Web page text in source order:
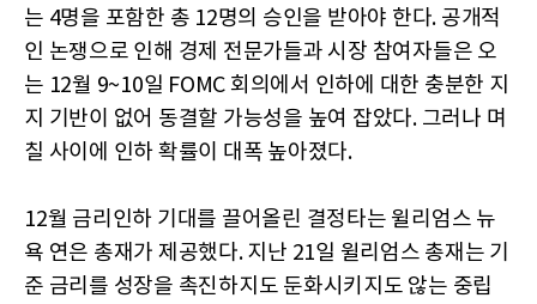
는 4명을 포함한 총 12명의 승인을 받아야 한다. 공개적
인 논쟁으로 인해 경제 전문가들과 시장 참여자들은 오
는 12월 9~10일 FOMC 회의에서 인하에 대한 충분한 지
지 기반이 없어 동결할 가능성을 높여 잡았다. 그러나 며
칠 사이에 인하 확률이 대폭 높아졌다.
12월 금리인하 기대를 끌어올린 결정타는 윌리엄스 뉴
욕 연은 총재가 제공했다. 지난 21일 윌리엄스 총재는 기
준 금리를 성장을 촉진하지도 둔화시키지도 않는 중립